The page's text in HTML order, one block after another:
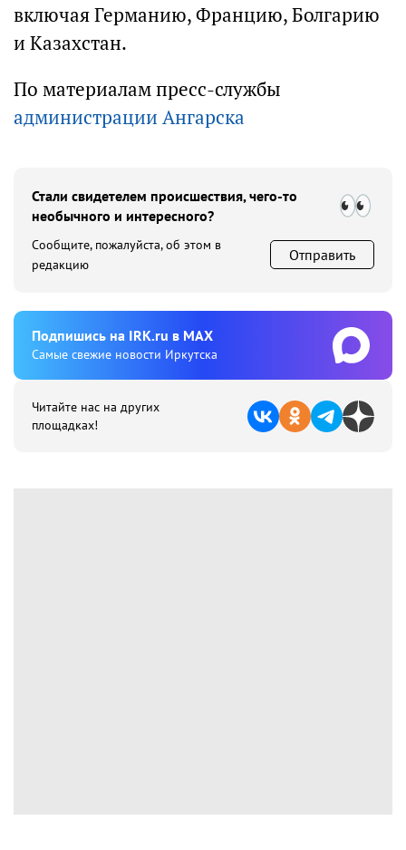
включая Германию, Францию, Болгарию
и Казахстан.
По материалам пресс-службы
администрации Ангарска
Стали свидетелем происшествия, чего-то
необычного и интересного?
Сообщите, пожалуйста, об этом в
редакцию
Отправить
Подпишиcь на IRK.ru в MAX
Cамые свежие новости Иркутска
Читайте нас на других
площадках!